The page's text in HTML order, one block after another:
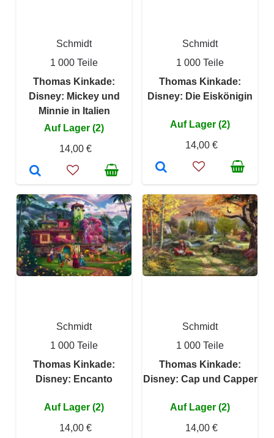
Schmidt
1 000 Teile
Thomas Kinkade:
Disney: Mickey und
Minnie in Italien
Auf Lager (2)
14,00 €
Schmidt
1 000 Teile
Thomas Kinkade:
Disney: Die Eiskönigin
Auf Lager (2)
14,00 €
Schmidt
1 000 Teile
Thomas Kinkade:
Disney: Encanto
Auf Lager (2)
14,00 €
Schmidt
1 000 Teile
Thomas Kinkade:
Disney: Cap und Capper
Auf Lager (2)
14,00 €